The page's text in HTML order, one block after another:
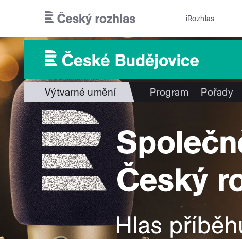
iRozhlas
Výtvarné umění Program Pořady